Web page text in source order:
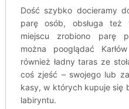
Dość szybko docieramy
parę osób, obsługa też
miejscu zrobiono parę
można pooglądać
również ładny taras ze
coś zjeść – swojego lub
kasy, w których kupuje się
labiryntu.